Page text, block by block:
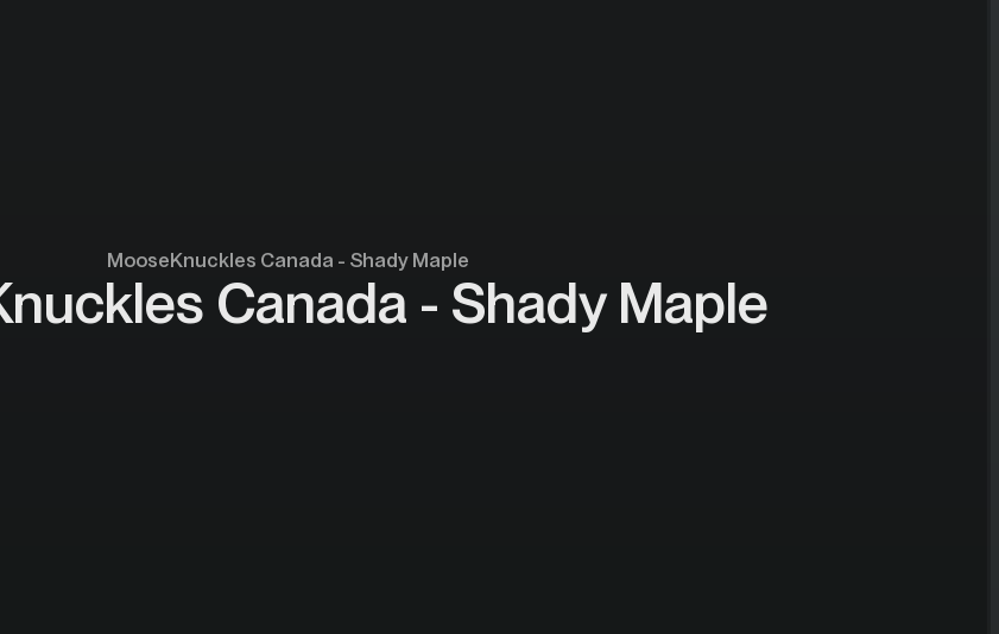
MooseKnuckles Canada - Shady Maple
Canada - Shady Maple